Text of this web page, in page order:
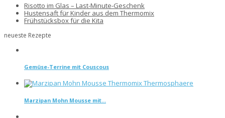
Risotto im Glas – Last-Minute-Geschenk
Hustensaft für Kinder aus dem Thermomix
Frühstücksbox für die Kita
neueste Rezepte
Gemüse-Terrine mit Couscous
Marzipan Mohn Mousse mit...